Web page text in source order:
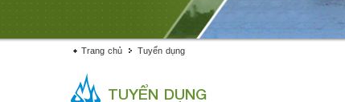
Trang chủ Tuyển dụng
TUYỂN DỤNG